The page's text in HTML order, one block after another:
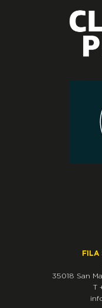
FILA
35018 San
T